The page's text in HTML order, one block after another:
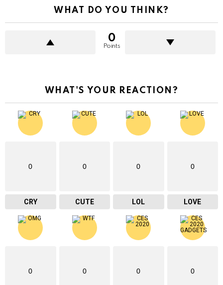
WHAT DO YOU THINK?
0
Points
WHAT'S YOUR REACTION?
0
CRY
0
CUTE
0
LOL
0
LOVE
0 0 0 0